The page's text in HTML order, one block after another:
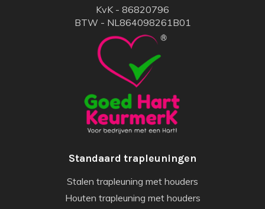
KvK - 86820796
BTW - NL864098261B01
Standaard trapleuningen
Stalen trapleuning met houders
Houten trapleuning met houders